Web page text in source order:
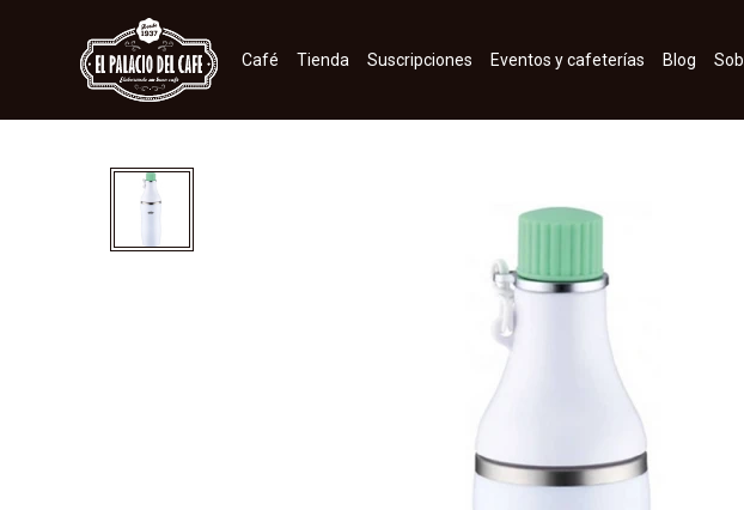
Café Tienda Suscripciones Eventos y cafeterías Blog